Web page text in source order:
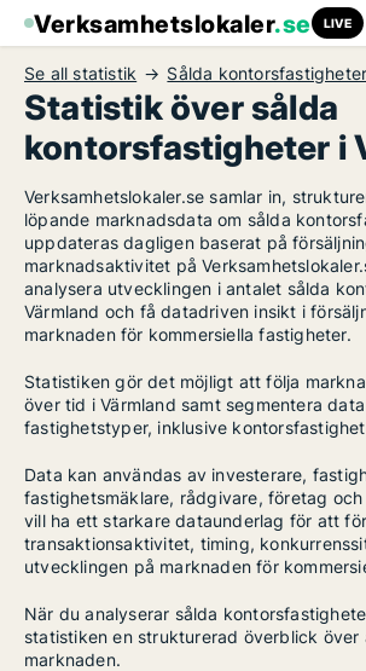
Verksamhetslokaler.se LIVE
Se all statistik Sålda
Statistik över sålda
kontorsfastigheter i
Verksamhetslokaler.se samlar in,
löpande marknadsdata om sålda
uppdateras dagligen baserat på
marknadsaktivitet på
analysera utvecklingen i antalet sålda
Värmland och få datadriven insikt i
marknaden för kommersiella fastigheter.
Statistiken gör det möjligt att följa
över tid i Värmland samt segmentera
fastighetstyper, inklusive
Data kan användas av investerare,
fastighetsmäklare, rådgivare, företag
vill ha ett starkare dataunderlag för att
transaktionsaktivitet, timing,
utvecklingen på marknaden för
När du analyserar sålda
statistiken en strukturerad överblick över
marknaden.